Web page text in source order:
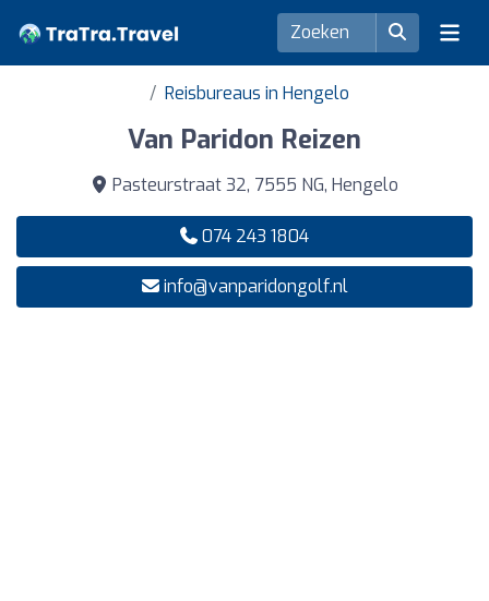
Reisbureaus in Hengelo
Van Paridon Reizen
Pasteurstraat 32, 7555 NG, Hengelo
074 243 1804
info@vanparidongolf.nl